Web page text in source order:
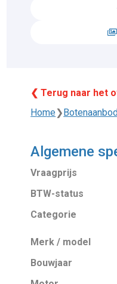
❮ Terug naar het
Home❯
Algemene
Vraagprijs
BTW-status
Categorie
Merk / model
Bouwjaar